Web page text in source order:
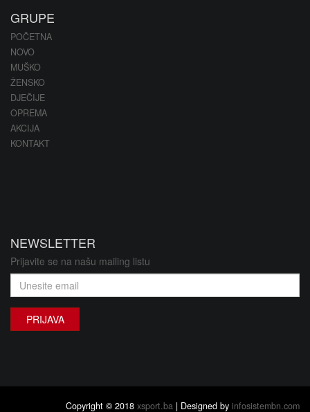
GRUPE
POČETNA
NOVO
MUŠKO
ŽENSKO
DJEČIJE
OPREMA
AKCIJA
KONTAKT
NEWSLETTER
Prijavite se na našu mailing listu
PRIJAVA
Copyright © 2018 xsport.ba | Designed by infosistembn.com